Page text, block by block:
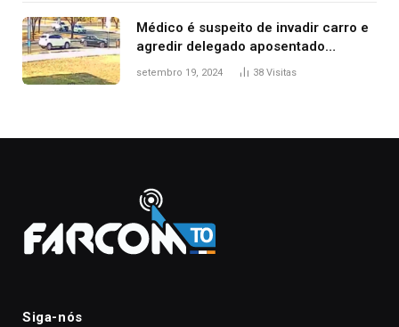
Médico é suspeito de invadir carro e
agredir delegado aposentado
durante confusão no trânsito
setembro 19, 2024 38 Visitas
Siga-nós